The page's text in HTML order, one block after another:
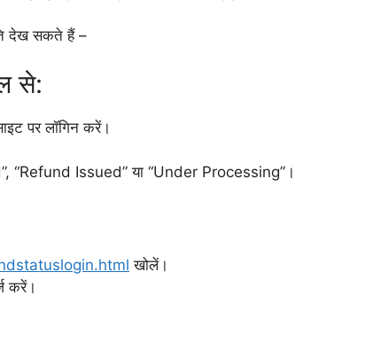
देख सकते हैं –
से:
पर लॉगिन करें।
“Refund Issued” या “Under Processing”।
खोलें।
करें।